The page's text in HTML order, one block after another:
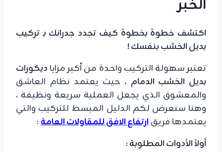
الخبر
اكتشف خطوة بخطوة كيف تجدد جدرانك بـ تركيب
بديل الخشب بنفسك !
تعتبر سهولة التركيب واحدة من أكبر مزايا ديكورات
بديل الخشب الدمام ، حيث يعتمد نظام العاشق
والمعشوق الذي يجعل العملية سريعة ونظيفة ،
وهنا سنعرض لكم الدليل المبسط للتركيب والتي
يعتمدها فريقارتفاع الافق للمقاولات العامة:
​أولاً الأدوات المطلوبة :